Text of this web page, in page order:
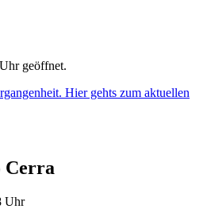
geöffnet.
Hier gehts zum aktuellen
Cerra
Uhr